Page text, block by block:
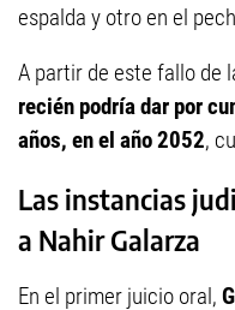
espalda y otro en el
A partir de este fallo de
recién podría dar por
años, en el año 2052,
Las instancias
a Nahir Galarza
En el primer juicio oral,